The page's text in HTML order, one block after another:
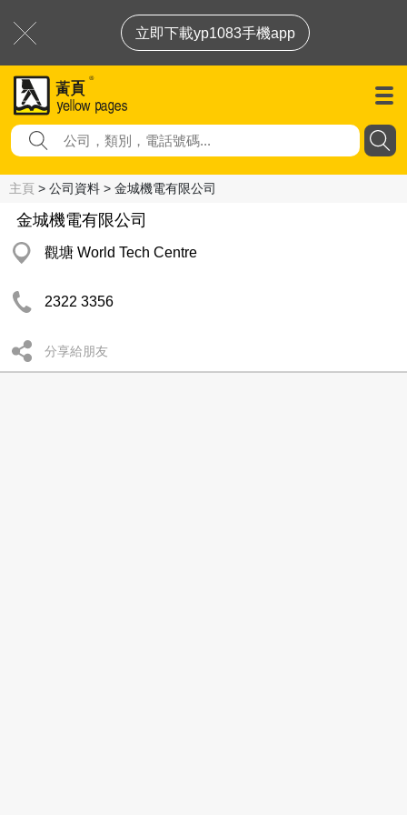
立即下載yp1083手機app
主頁 > 公司資料 > 金城機電有限公司
金城機電有限公司
觀塘 World Tech Centre
2322 3356
分享給朋友